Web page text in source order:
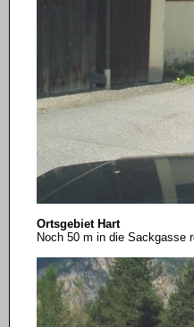
Ortsgebiet Hart
Noch 50 m in die Sackgasse